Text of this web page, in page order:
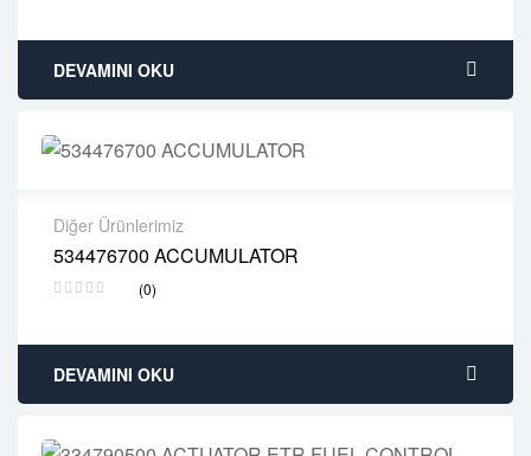
DEVAMINI OKU
Diğer Ürünlerimiz
534476700 ACCUMULATOR
(0)
2 years warranty
Delivery time: 1-2 business days
DEVAMINI OKU